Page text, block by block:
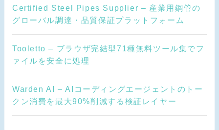
Certified Steel Pipes Supplier – 産業用鋼管の
グローバル調達・品質保証プラットフォーム
Tooletto – ブラウザ完結型71種無料ツール集でフ
ァイルを安全に処理
Warden AI – AIコーディングエージェントのトー
クン消費を最大90%削減する検証レイヤー